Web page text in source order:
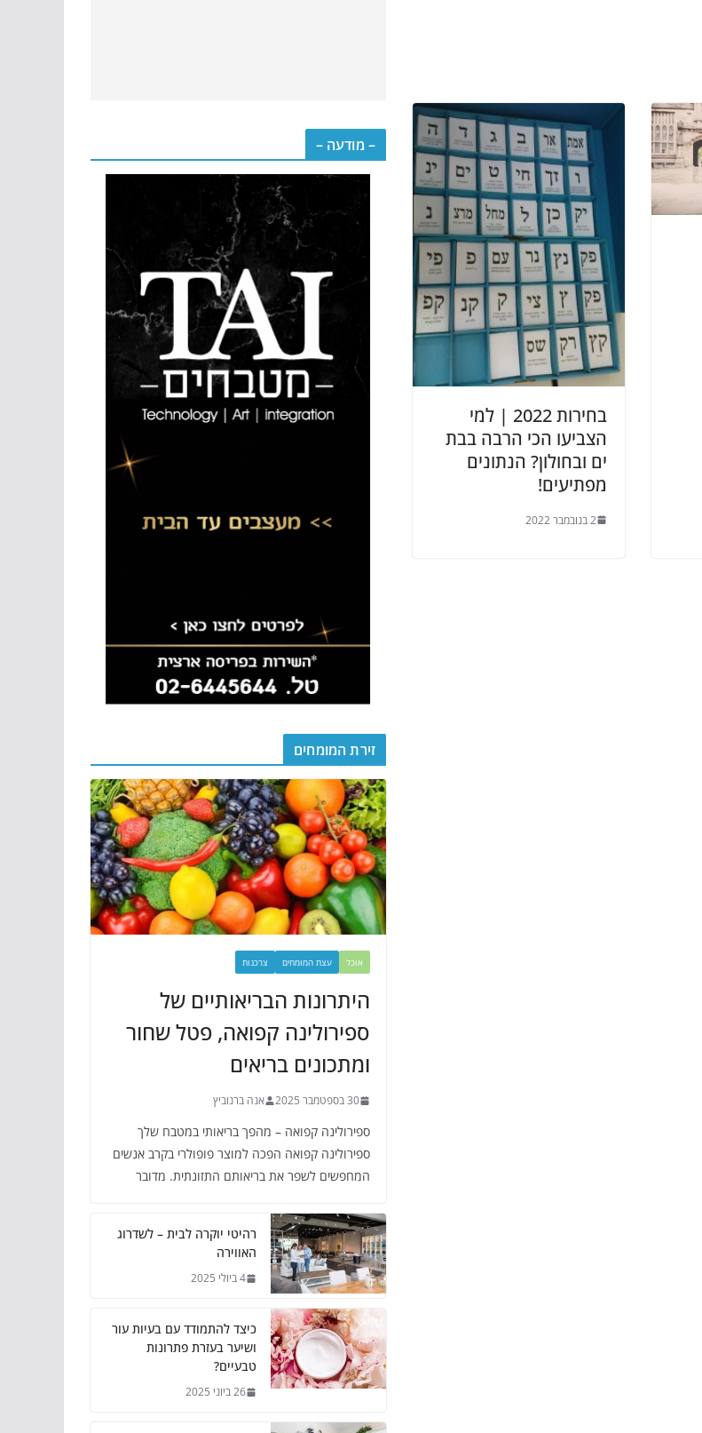
בחירות 2022 | למי
הצביעו הכי הרבה בבת
ים ובחולון? הנתונים
מפתיעים!
2 בנובמבר 2022
– מודעה –
זירת המומחים
אוכל עצת המומחים צרכנות
היתרונות הבריאותיים של
ספירולינה קפואה, פטל שחור
ומתכונים בריאים
30 בספטמבר 2025 אנה ברנוביץ
ספירולינה קפואה – מהפך בריאותי במטבח שלך
ספירולינה קפואה הפכה למוצר פופולרי בקרב אנשים
המחפשים לשפר את בריאותם התזונתית. מדובר
רהיטי יוקרה לבית – לשדרוג
האווירה
4 ביולי 2025
כיצד להתמודד עם בעיות עור
ושיער בעזרת פתרונות
טבעיים?
26 ביוני 2025